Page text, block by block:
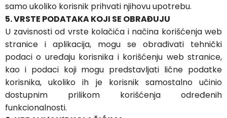
samo ukoliko korisnik prihvati njihovu upotrebu.
5. VRSTE PODATAKA KOJI SE OBRAĐUJU
U zavisnosti od vrste kolačića i načina korišćenja web
stranice i aplikacija, mogu se obrađivati tehnički
podaci o uređaju korisnika i korišćenju web stranice,
kao i podaci koji mogu predstavljati lične podatke
korisnika, ukoliko ih je korisnik samostalno učinio
dostupnim prilikom korišćenja određenih
funkcionalnosti.